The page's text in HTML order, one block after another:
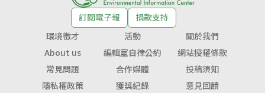
訂閱電子報
捐款支持
環境徵才
活動
關於我們
About us
編輯室自律公約
網站授權條款
常見問題
合作媒體
投稿須知
隱私權政策
獲獎紀錄 意見回饋